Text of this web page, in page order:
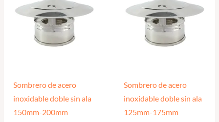
Sombrero de acero
inoxidable doble sin ala
150mm-200mm
Sombrero de acero
inoxidable doble sin ala
125mm-175mm